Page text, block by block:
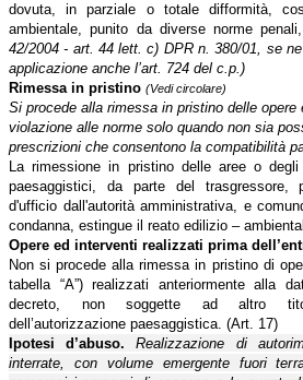
dovuta, in parziale o totale difformità,
ambientale, punito da diverse norme
42/2004 - art. 44 lett. c) DPR n. 380/01, se
applicazione anche l’art. 724 del c.p.)
Rimessa in pristino (Vedi circolare)
Si procede alla rimessa in pristino delle
violazione alle norme solo quando non sia
prescrizioni che consentono la compatibilità
La rimessione in pristino delle aree o
paesaggistici, da parte del trasgressore,
d'ufficio dall'autorità amministrativa, e
condanna, estingue il reato edilizio –
Opere ed interventi realizzati prima
Non si procede alla rimessa in pristino di
tabella “A”) realizzati anteriormente alla
decreto, non soggette ad altro
dell’autorizzazione paesaggistica. (Art. 17)
Ipotesi d’abuso.Realizzazione di
interrate, con volume emergente fuori